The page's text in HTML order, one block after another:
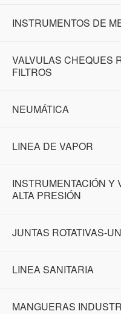
INSTRUMENTOS DE
VALVULAS CHEQUES
FILTROS
NEUMÁTICA
LINEA DE VAPOR
INSTRUMENTACIÓN Y
ALTA PRESIÓN
JUNTAS ROTATIVAS-
LINEA SANITARIA
MANGUERAS